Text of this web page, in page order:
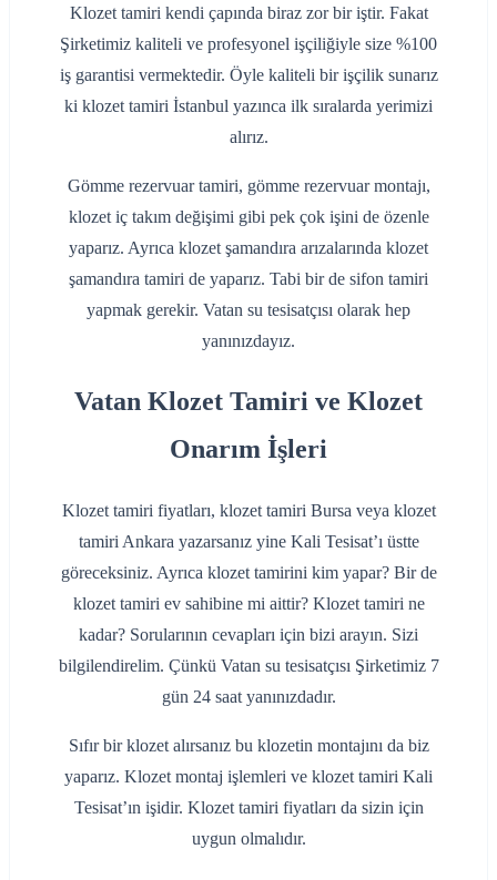
Klozet tamiri kendi çapında biraz zor bir iştir. Fakat
Şirketimiz kaliteli ve profesyonel işçiliğiyle size %100
iş garantisi vermektedir. Öyle kaliteli bir işçilik sunarız
ki klozet tamiri İstanbul yazınca ilk sıralarda yerimizi
alırız.
Gömme rezervuar tamiri, gömme rezervuar montajı,
klozet iç takım değişimi gibi pek çok işini de özenle
yaparız. Ayrıca klozet şamandıra arızalarında klozet
şamandıra tamiri de yaparız. Tabi bir de sifon tamiri
yapmak gerekir. Vatan su tesisatçısı olarak hep
yanınızdayız.
Vatan Klozet Tamiri ve Klozet
Onarım İşleri
Klozet tamiri fiyatları, klozet tamiri Bursa veya klozet
tamiri Ankara yazarsanız yine Kali Tesisat’ı üstte
göreceksiniz. Ayrıca klozet tamirini kim yapar? Bir de
klozet tamiri ev sahibine mi aittir? Klozet tamiri ne
kadar? Sorularının cevapları için bizi arayın. Sizi
bilgilendirelim. Çünkü Vatan su tesisatçısı Şirketimiz 7
gün 24 saat yanınızdadır.
Sıfır bir klozet alırsanız bu klozetin montajını da biz
yaparız. Klozet montaj işlemleri ve klozet tamiri Kali
Tesisat’ın işidir. Klozet tamiri fiyatları da sizin için
uygun olmalıdır.